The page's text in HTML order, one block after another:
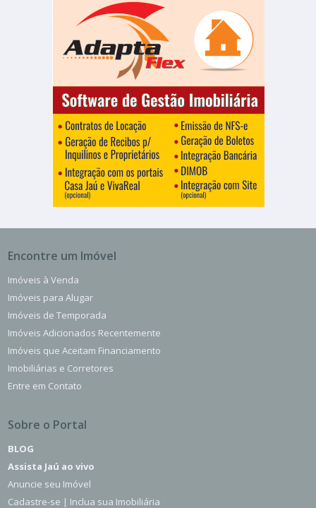
Encontre um Imóvel
Imóveis à Venda
Imóveis para Alugar
Imóveis de Temporada
Imóveis Adicionados Recentemente
Imóveis que Aceitam Financiamento
Imobiliárias e Corretores
Entre em Contato
Sobre o Portal
BLOG
Assista Jaú ao vivo
Anuncie seu Imóvel
Cadastre-se | Inclua sua Imobiliária